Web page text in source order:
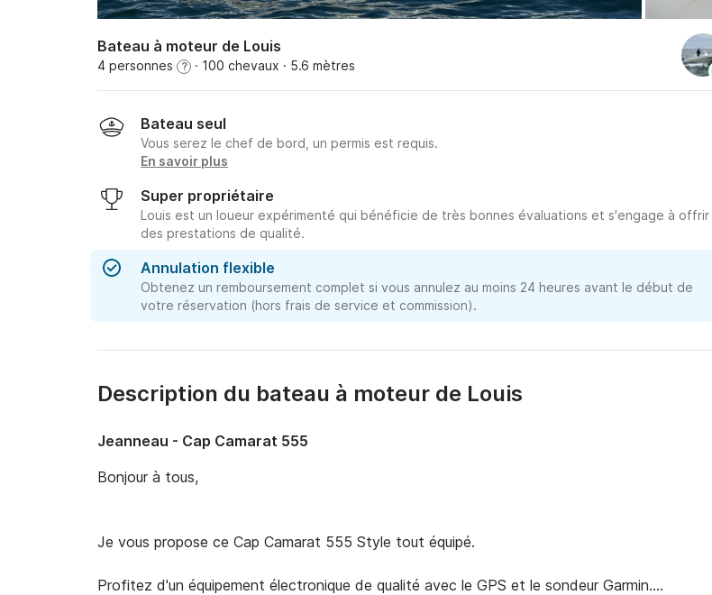
Bateau à moteur de Louis
4 personnes ? · 100 chevaux · 5.6 mètres
Bateau seul
Vous serez le chef de bord, un permis est requis.
En savoir plus
Super propriétaire
Louis est un loueur expérimenté qui bénéficie de très bonnes évaluations et s'engage à offrir
des prestations de qualité.
Annulation flexible
Obtenez un remboursement complet si vous annulez au moins 24 heures avant le début de
votre réservation (hors frais de service et commission).
Description du bateau à moteur de Louis
Jeanneau - Cap Camarat 555
Bonjour à tous,
Je vous propose ce Cap Camarat 555 Style tout équipé.
Profitez d'un équipement électronique de qualité avec le GPS et le sondeur Garmin.